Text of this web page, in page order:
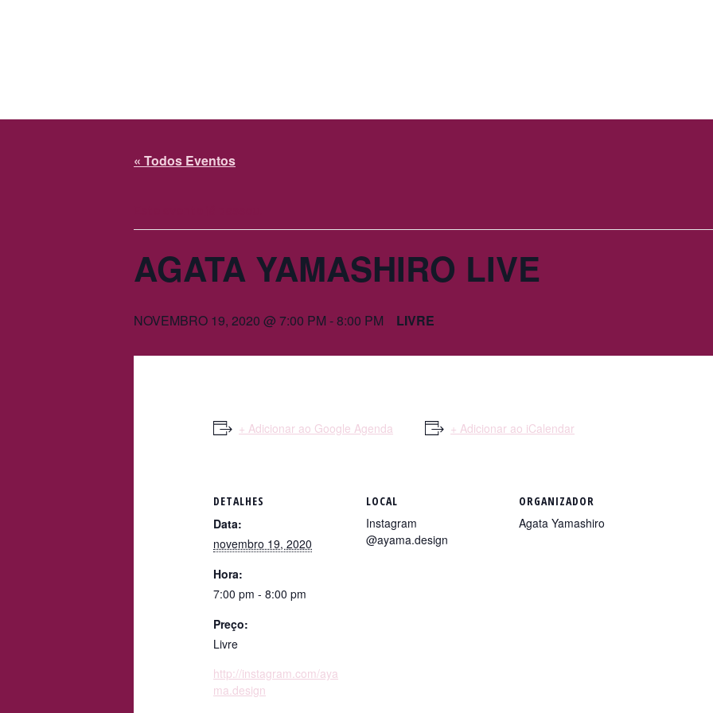
« Todos Eventos
AGATA YAMASHIRO LIVE
NOVEMBRO 19, 2020 @ 7:00 PM -8:00 PM LIVRE
+ Adicionar ao Google Agenda + Adicionar ao iCalendar
DETALHES
Data:
novembro 19, 2020
Hora:
7:00 pm - 8:00 pm
Preço:
Livre
http://instagram.com/aya
ma.design
LOCAL
Instagram
@ayama.design
ORGANIZADOR
Agata Yamashiro